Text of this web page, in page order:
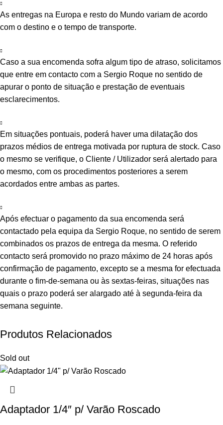
As entregas na Europa e resto do Mundo variam de acordo
com o destino e o tempo de transporte.
Caso a sua encomenda sofra algum tipo de atraso, solicitamos
que entre em contacto com a Sergio Roque no sentido de
apurar o ponto de situação e prestação de eventuais
esclarecimentos.
Em situações pontuais, poderá haver uma dilatação dos
prazos médios de entrega motivada por ruptura de stock. Caso
o mesmo se verifique, o Cliente / Utilizador será alertado para
o mesmo, com os procedimentos posteriores a serem
acordados entre ambas as partes.
Após efectuar o pagamento da sua encomenda será
contactado pela equipa da Sergio Roque, no sentido de serem
combinados os prazos de entrega da mesma. O referido
contacto será promovido no prazo máximo de 24 horas após
confirmação de pagamento, excepto se a mesma for efectuada
durante o fim-de-semana ou às sextas-feiras, situações nas
quais o prazo poderá ser alargado até à segunda-feira da
semana seguinte.
Produtos Relacionados
Sold out
Adaptador 1/4″ p/ Varão Roscado